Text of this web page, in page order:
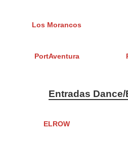
Los Morancos
PortAventura
Entradas
ELROW